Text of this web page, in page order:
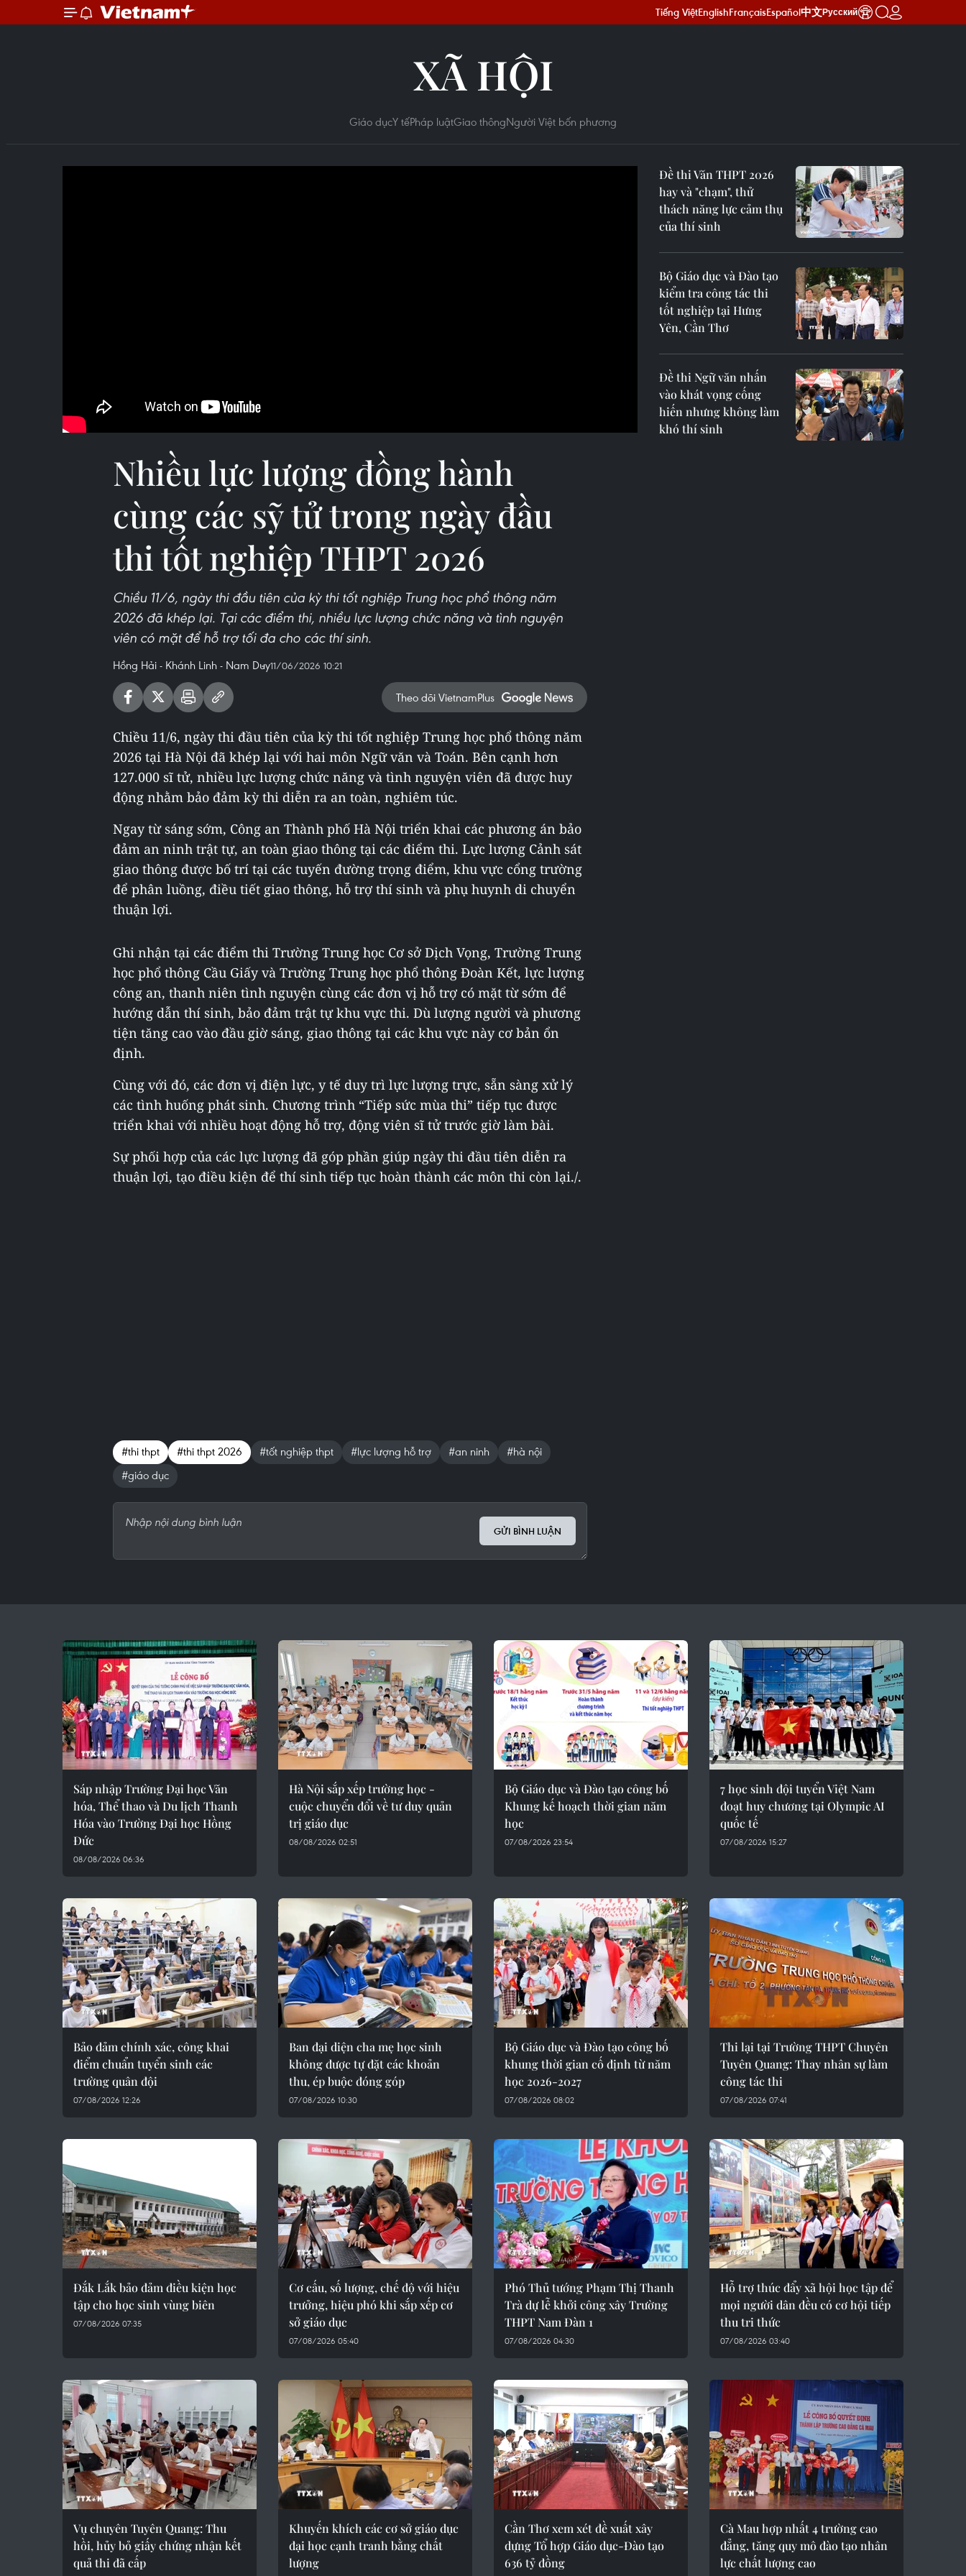
Tiếng ViệtEnglishFrançaisEspañol中文Русский
XÃ HỘI
Giáo dụcY tếPháp luậtGiao thôngNgười Việt bốn phương
Nhiều lực lượng đồng hành
cùng các sỹ tử trong ngày đầu
thi tốt nghiệp THPT 2026
Chiều 11/6, ngày thi đầu tiên của kỳ thi tốt nghiệp Trung học phổ thông năm
2026 đã khép lại. Tại các điểm thi, nhiều lực lượng chức năng và tình nguyện
viên có mặt để hỗ trợ tối đa cho các thí sinh.
Hồng Hải - Khánh Linh - Nam Duy11/06/2026 10:21
Theo dõi VietnamPlus
Chiều 11/6, ngày thi đầu tiên của kỳ thi tốt nghiệp Trung học phổ thông năm
2026 tại Hà Nội đã khép lại với hai môn Ngữ văn và Toán. Bên cạnh hơn
127.000 sĩ tử, nhiều lực lượng chức năng và tình nguyện viên đã được huy
động nhằm bảo đảm kỳ thi diễn ra an toàn, nghiêm túc.
Ngay từ sáng sớm, Công an Thành phố Hà Nội triển khai các phương án bảo
đảm an ninh trật tự, an toàn giao thông tại các điểm thi. Lực lượng Cảnh sát
giao thông được bố trí tại các tuyến đường trọng điểm, khu vực cổng trường
để phân luồng, điều tiết giao thông, hỗ trợ thí sinh và phụ huynh di chuyển
thuận lợi.
Ghi nhận tại các điểm thi Trường Trung học Cơ sở Dịch Vọng, Trường Trung
học phổ thông Cầu Giấy và Trường Trung học phổ thông Đoàn Kết, lực lượng
công an, thanh niên tình nguyện cùng các đơn vị hỗ trợ có mặt từ sớm để
hướng dẫn thí sinh, bảo đảm trật tự khu vực thi. Dù lượng người và phương
tiện tăng cao vào đầu giờ sáng, giao thông tại các khu vực này cơ bản ổn
định.
Cùng với đó, các đơn vị điện lực, y tế duy trì lực lượng trực, sẵn sàng xử lý
các tình huống phát sinh. Chương trình “Tiếp sức mùa thi” tiếp tục được
triển khai với nhiều hoạt động hỗ trợ, động viên sĩ tử trước giờ làm bài.
Sự phối hợp của các lực lượng đã góp phần giúp ngày thi đầu tiên diễn ra
thuận lợi, tạo điều kiện để thí sinh tiếp tục hoàn thành các môn thi còn lại./.
#thi thpt #thi thpt 2026 #tốt nghiệp thpt #lực lượng hỗ trợ #an ninh
#hà nội
#giáo dục
GỬI BÌNH LUẬN
Đề thi Văn THPT 2026
hay và "chạm", thử
thách năng lực cảm thụ
của thí sinh
Bộ Giáo dục và Đào tạo
kiểm tra công tác thi
tốt nghiệp tại Hưng
Yên, Cần Thơ
Đề thi Ngữ văn nhấn
vào khát vọng cống
hiến nhưng không làm
khó thí sinh
Sáp nhập Trường Đại học Văn
hóa, Thể thao và Du lịch Thanh
Hóa vào Trường Đại học Hồng
Đức
08/08/2026 06:36
Hà Nội sắp xếp trường học -
cuộc chuyển đổi về tư duy quản
trị giáo dục
08/08/2026 02:51
Bộ Giáo dục và Đào tạo công bố
Khung kế hoạch thời gian năm
học
07/08/2026 23:54
7 học sinh đội tuyển Việt Nam
đoạt huy chương tại Olympic AI
quốc tế
07/08/2026 15:27
Bảo đảm chính xác, công khai
điểm chuẩn tuyển sinh các
trường quân đội
07/08/2026 12:26
Ban đại diện cha mẹ học sinh
không được tự đặt các khoản
thu, ép buộc đóng góp
07/08/2026 10:30
Bộ Giáo dục và Đào tạo công bố
khung thời gian cố định từ năm
học 2026-2027
07/08/2026 08:02
Thi lại tại Trường THPT Chuyên
Tuyên Quang: Thay nhân sự làm
công tác thi
07/08/2026 07:41
Đắk Lắk bảo đảm điều kiện học
tập cho học sinh vùng biên
07/08/2026 07:35
Cơ cấu, số lượng, chế độ với hiệu
trưởng, hiệu phó khi sắp xếp cơ
sở giáo dục
07/08/2026 05:40
Phó Thủ tướng Phạm Thị Thanh
Trà dự lễ khởi công xây Trường
THPT Nam Đàn 1
07/08/2026 04:30
Hỗ trợ thúc đẩy xã hội học tập để
mọi người dân đều có cơ hội tiếp
thu tri thức
07/08/2026 03:40
Vụ chuyên Tuyên Quang: Thu
hồi, hủy bỏ giấy chứng nhận kết
quả thi đã cấp
Khuyến khích các cơ sở giáo dục
đại học cạnh tranh bằng chất
lượng
Cần Thơ xem xét đề xuất xây
dựng Tổ hợp Giáo dục-Đào tạo
636 tỷ đồng
Cà Mau hợp nhất 4 trường cao
đẳng, tăng quy mô đào tạo nhân
lực chất lượng cao